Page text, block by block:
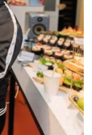
PHỐI CÁC